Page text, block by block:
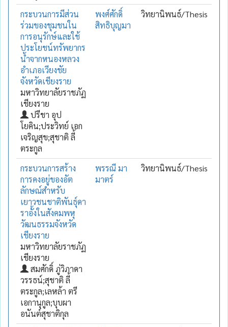
กระบวนการมีส่วน
ร่วมของชุมชนใน
การอนุรักษ์และใช้
ประโยชน์ทรัพยากร
น้ำจากหนองหลวง
อำเภอเวียงชัย
จังหวัดเชียงราย
มหาวิทยาลัยราชภัฏ
เชียงราย
ปรีชา อุป
โยคิน;ประวิทย์ เอก
เจริญสุข;สุชาติ ลี้
ตระกูล
พงศ์ศักดิ์
สิทธิบุญมา
วิทยานิพนธ์/Thesis
กระบวนการสร้าง
การคงอยู่ของอัต
ลักษณ์สำหรับ
เยาวชนชาติพันธุ์ดา
ราอั้งในสังคมพหุ
วัฒนธรรมจังหวัด
เชียงราย
มหาวิทยาลัยราชภัฏ
เชียงราย
สมศักดิ์ ภู่วิภาดา
วรรธน์;สุชาติ ลี้
ตระกูล;เลหล้า ตรี
เอกานุกูล;บุบผา
อนันต์สุชาติกุล
พรรณี มา
มาตร์
วิทยานิพนธ์/Thesis